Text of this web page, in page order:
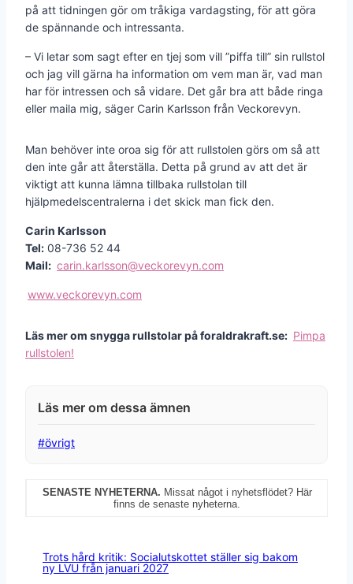
på att tidningen gör om tråkiga vardagsting, för att göra
de spännande och intressanta.
– Vi letar som sagt efter en tjej som vill ”piffa till” sin rullstol
och jag vill gärna ha information om vem man är, vad man
har för intressen och så vidare. Det går bra att både ringa
eller maila mig, säger Carin Karlsson från Veckorevyn.
Man behöver inte oroa sig för att rullstolen görs om så att
den inte går att återställa. Detta på grund av att det är
viktigt att kunna lämna tillbaka rullstolan till
hjälpmedelscentralerna i det skick man fick den.
Carin Karlsson
Tel: 08-736 52 44
Mail: carin.karlsson@veckorevyn.com
www.veckorevyn.com
Läs mer om snygga rullstolar på foraldrakraft.se: Pimpa
rullstolen!
Post
#övrigt
SENASTE NYHETERNA. Missat något i nyhetsflödet? Här
finns de senaste nyheterna.
Trots hård kritik: Socialutskottet ställer sig bakom
ny LVU från januari 2027